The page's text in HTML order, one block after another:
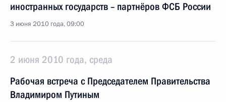
иностранных государств – партнёров ФСБ России
3 июня 2010 года, 09:00
2 июня 2010 года, среда
Рабочая встреча с Председателем Правительства
Владимиром Путиным